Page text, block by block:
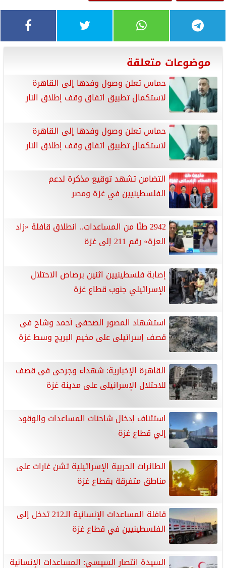
موضوعات متعلقة
حماس تعلن وصول وفدها إلى القاهرة
لاستكمال تطبيق اتفاق وقف إطلاق النار
حماس تعلن وصول وفدها إلى القاهرة
لاستكمال تطبيق اتفاق وقف إطلاق النار
التضامن تشهد توقيع مذكرة لدعم
الفلسطينيين في غزة ومصر
2942 طنًا من المساعدات.. انطلاق قافلة «زاد
العزة» رقم 211 إلى غزة
إصابة فلسطينيين اثنين برصاص الاحتلال
الإسرائيلي جنوب قطاع غزة
استشهاد المصور الصحفى أحمد وشاح فى
قصف إسرائيلى على مخيم البريج وسط غزة
القاهرة الإخبارية: شهداء وجرحى فى قصف
للاحتلال الإسرائيلى على مدينة غزة
استئناف إدخال شاحنات المساعدات والوقود
إلي قطاع غزة
الطائرات الحربية الإسرائيلية تشن غارات على
مناطق متفرقة بقطاع غزة
قافلة المساعدات الإنسانية الـ212 تدخل إلى
الفلسطينيين في قطاع غزة
السيدة انتصار السيسي: المساعدات الإنسانية